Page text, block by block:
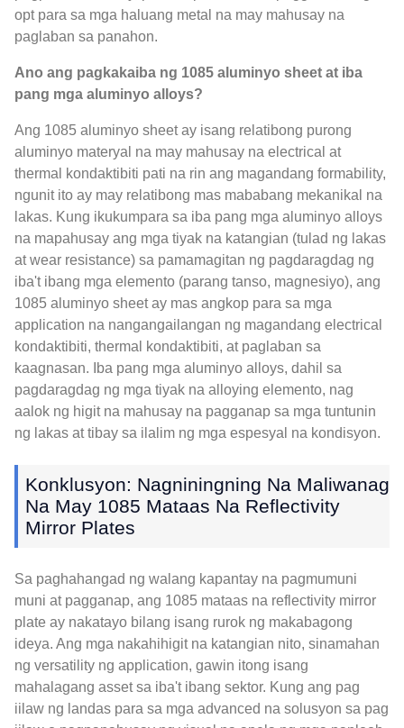
opt para sa mga haluang metal na may mahusay na
paglaban sa panahon.
Ano ang pagkakaiba ng 1085 aluminyo sheet at iba
pang mga aluminyo alloys?
Ang 1085 aluminyo sheet ay isang relatibong purong
aluminyo materyal na may mahusay na electrical at
thermal kondaktibiti pati na rin ang magandang formability,
ngunit ito ay may relatibong mas mababang mekanikal na
lakas. Kung ikukumpara sa iba pang mga aluminyo alloys
na mapahusay ang mga tiyak na katangian (tulad ng lakas
at wear resistance) sa pamamagitan ng pagdaragdag ng
iba't ibang mga elemento (parang tanso, magnesiyo), ang
1085 aluminyo sheet ay mas angkop para sa mga
application na nangangailangan ng magandang electrical
kondaktibiti, thermal kondaktibiti, at paglaban sa
kaagnasan. Iba pang mga aluminyo alloys, dahil sa
pagdaragdag ng mga tiyak na alloying elemento, nag
aalok ng higit na mahusay na pagganap sa mga tuntunin
ng lakas at tibay sa ilalim ng mga espesyal na kondisyon.
Konklusyon: Nagniningning Na Maliwanag
Na May 1085 Mataas Na Reflectivity
Mirror Plates
Sa paghahangad ng walang kapantay na pagmumuni
muni at pagganap, ang 1085 mataas na reflectivity mirror
plate ay nakatayo bilang isang rurok ng makabagong
ideya. Ang mga nakahihigit na katangian nito, sinamahan
ng versatility ng application, gawin itong isang
mahalagang asset sa iba't ibang sektor. Kung ang pag
iilaw ng landas para sa mga advanced na solusyon sa pag